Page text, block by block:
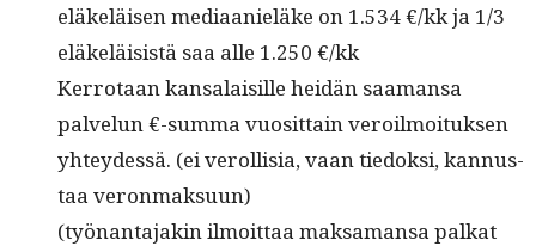
eläkeläisen medi­aanieläke on 1.534 €/kk ja 1/3
eläkeläi­sistä saa alle 1.250 €/kk
Ker­ro­taan kansalaisille hei­dän saa­mansa
palvelun €-sum­ma vuosit­tain veroil­moituk­sen
yhtey­dessä. (ei verol­lisia, vaan tiedok­si, kan­nus­
taa veronmaksuun)
(työ­nan­ta­jakin ilmoit­taa mak­samansa palkat